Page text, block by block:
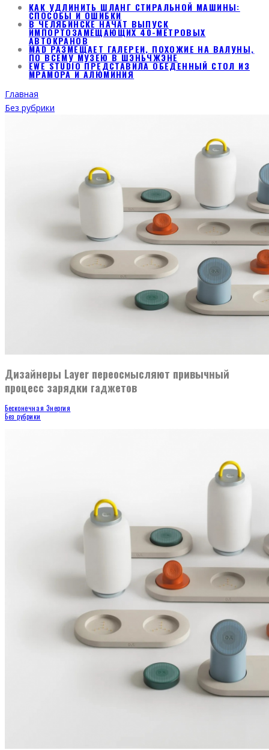
КАК УДЛИНИТЬ ШЛАНГ СТИРАЛЬНОЙ МАШИНЫ:
СПОСОБЫ И ОШИБКИ
В ЧЕЛЯБИНСКЕ НАЧАТ ВЫПУСК
ИМПОРТОЗАМЕЩАЮЩИХ 40-МЕТРОВЫХ
АВТОКРАНОВ
MAD РАЗМЕЩАЕТ ГАЛЕРЕИ, ПОХОЖИЕ НА ВАЛУНЫ,
ПО ВСЕМУ МУЗЕЮ В ШЭНЬЧЖЭНЕ
EWE STUDIO ПРЕДСТАВИЛА ОБЕДЕННЫЙ СТОЛ ИЗ
МРАМОРА И АЛЮМИНИЯ
Главная
Без рубрики
Дизайнеры Layer переосмысляют привычный
процесс зарядки гаджетов
Бесконечная Энергия
Без рубрики